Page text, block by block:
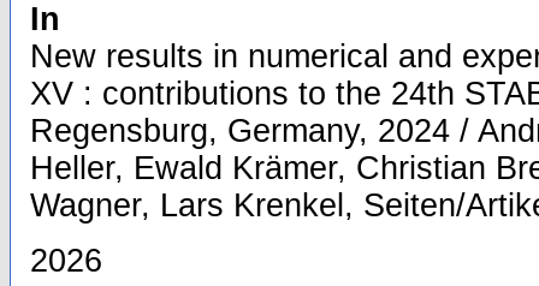
In
New results in numerical and
XV : contributions to the 24th
Regensburg, Germany, 2024 /
Heller, Ewald Krämer, Christian
Wagner, Lars Krenkel, Seiten/
2026